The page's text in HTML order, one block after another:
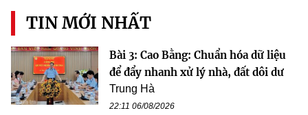
TIN MỚI NHẤT
Bài 3: Cao Bằng: Chuẩn hóa dữ liệu
để đẩy nhanh xử lý nhà, đất dôi dư
Trung Hà
22:11 06/08/2026